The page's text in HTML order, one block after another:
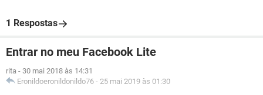
1 Respostas
Entrar no meu Facebook Lite
rita - 30 mai 2018 às 14:31
Eronildoeronildonildo76 - 25 mai 2019 às 01:30